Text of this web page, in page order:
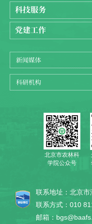
科技服务
党建工作
新闻媒体
科研机构
北京市农林科
学院公众号
联系地址：北京
联系方式：010
邮箱：